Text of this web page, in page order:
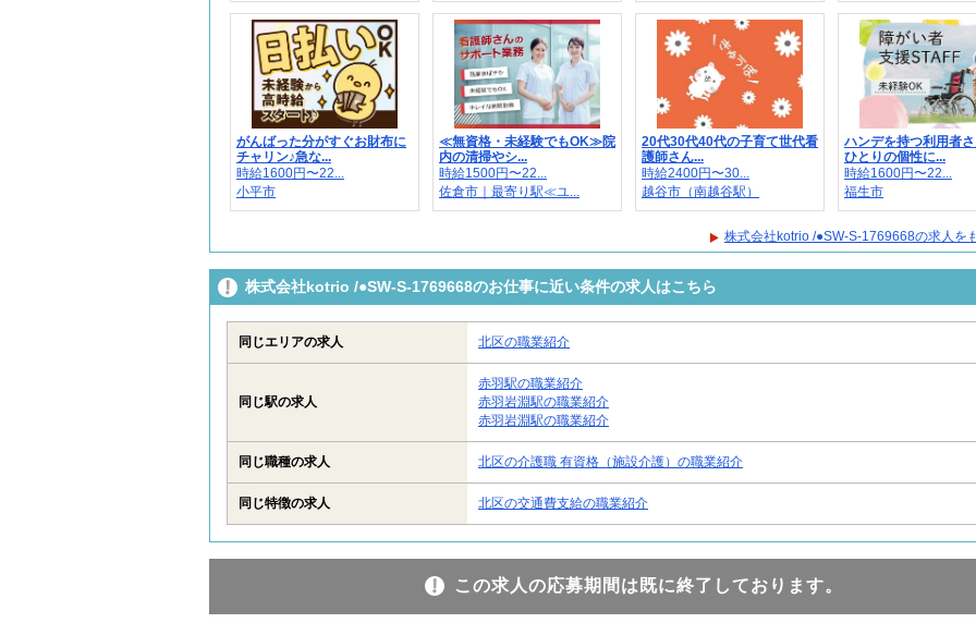
がんばった分がすぐお財布に
チャリン♪急な...
時給1600円〜22...
小平市
≪無資格・未経験でもOK≫院
内の清掃やシ...
時給1500円〜22...
佐倉市｜最寄り駅≪ユ...
20代30代40代の子育て世代看
護師さん...
時給2400円〜30...
越谷市（南越谷駅）
ハンデを持つ利用者
ひとりの個性に...
時給1600円〜22...
福生市
株式会社kotrio /●SW-S-1769668の求人を
株式会社kotrio /●SW-S-1769668のお仕事に近い条件の求人はこちら
同じエリアの求人 北区の職業紹介
同じ駅の求人
赤羽駅の職業紹介
赤羽岩淵駅の職業紹介
赤羽岩淵駅の職業紹介
同じ職種の求人 北区の介護職 有資格（施設介護）の職業紹介
同じ特徴の求人 北区の交通費支給の職業紹介
この求人の応募期間は既に終了しております。